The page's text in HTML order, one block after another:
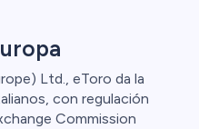
Ltd., eToro da la
con regulación
Commission